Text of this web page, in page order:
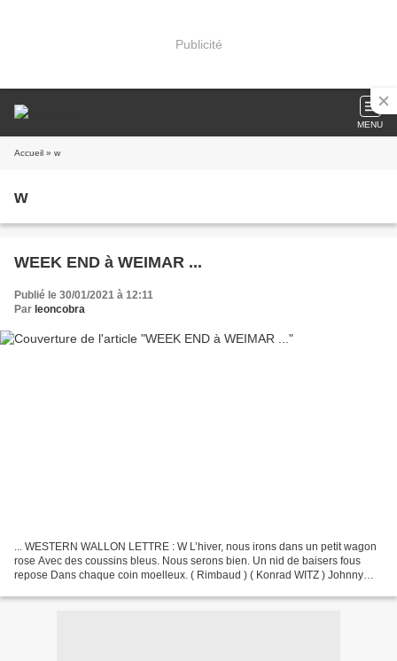
Publicité
MENU
Accueil » w
w
WEEK END à WEIMAR ...
Publié le 30/01/2021 à 12:11
Par leoncobra
... WESTERN WALLON LETTRE : W L’hiver, nous irons dans un petit wagon
rose Avec des coussins bleus. Nous serons bien. Un nid de baisers fous
repose Dans chaque coin moelleux. ( Rimbaud ) ( Konrad WITZ ) Johnny